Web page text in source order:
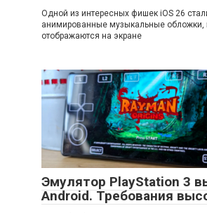
Одной из интересных фишек iOS 26
анимированные музыкальные обложки,
отображаются на экране
Эмулятор PlayStation 3
Android. Требования